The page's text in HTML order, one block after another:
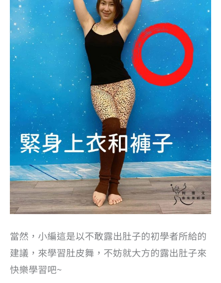
當然，小編這是以不敢露出肚子的初學者所給的
建議，來學習肚皮舞，不妨就大方的露出肚子來
快樂學習吧~